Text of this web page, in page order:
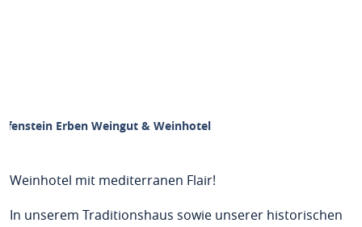
Erben Weingut & Weinhotel
Weinhotel mit mediterranen Flair!
In unserem Traditionshaus sowie unserer historischen